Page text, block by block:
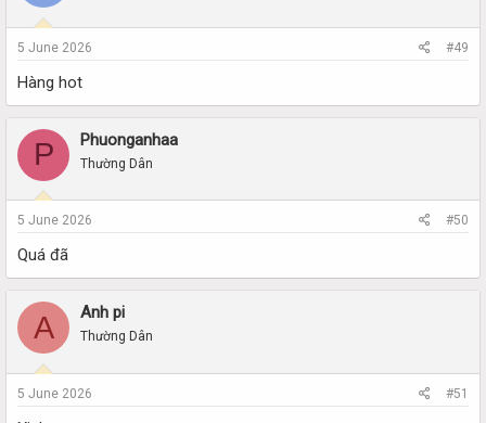
5 June 2026 #49
Hàng hot
P Phuonganhaa
Thường Dân
5 June 2026 #50
Quá đã
A Anh pi
Thường Dân
5 June 2026 #51